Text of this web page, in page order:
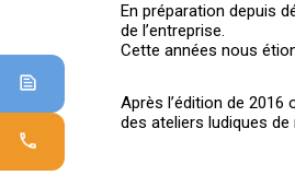
un
devis
nous
En préparation depuis
de l’entreprise.
Cette années nous
Après l’édition de 2016
des ateliers ludiques de